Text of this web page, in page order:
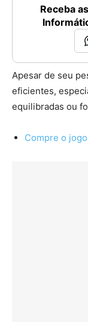
Receba
Apesar de seu
eficientes,
equilibradas ou
Compre o jogo